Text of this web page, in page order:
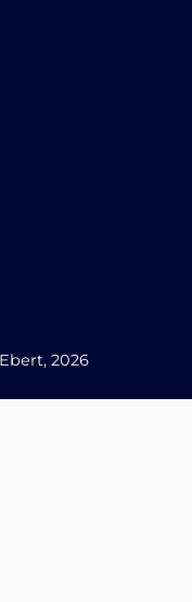
2026